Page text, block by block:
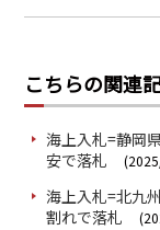
こちらの関連
海上入札=静岡
安で落札
海上入札=北九
割れで落札